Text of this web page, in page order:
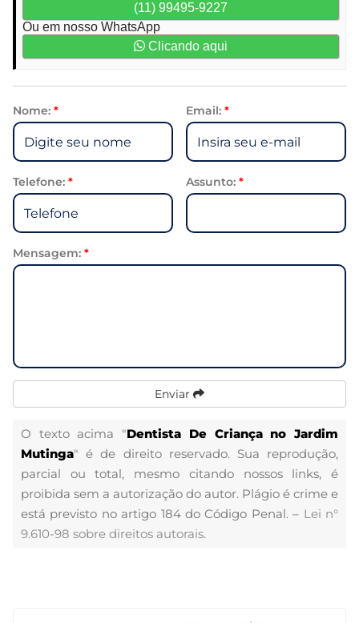
(11) 99495-9227
Ou em nosso WhatsApp
Clicando aqui
Nome: * Email: *
Telefone: * Assunto: *
Mensagem: *
Enviar
O texto acima "Dentista De Criança no Jardim
Mutinga" é de direito reservado. Sua reprodução,
parcial ou total, mesmo citando nossos links, é
proibida sem a autorização do autor. Plágio é crime e
está previsto no artigo 184 do Código Penal. – Lei n°
9.610-98 sobre direitos autorais.